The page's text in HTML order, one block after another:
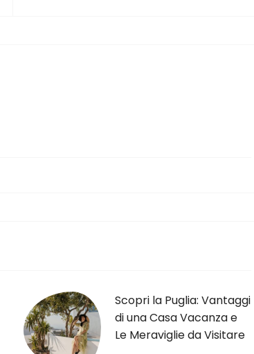
Scopri la Puglia: Vantaggi
di una Casa Vacanza e
Le Meraviglie da Visitare